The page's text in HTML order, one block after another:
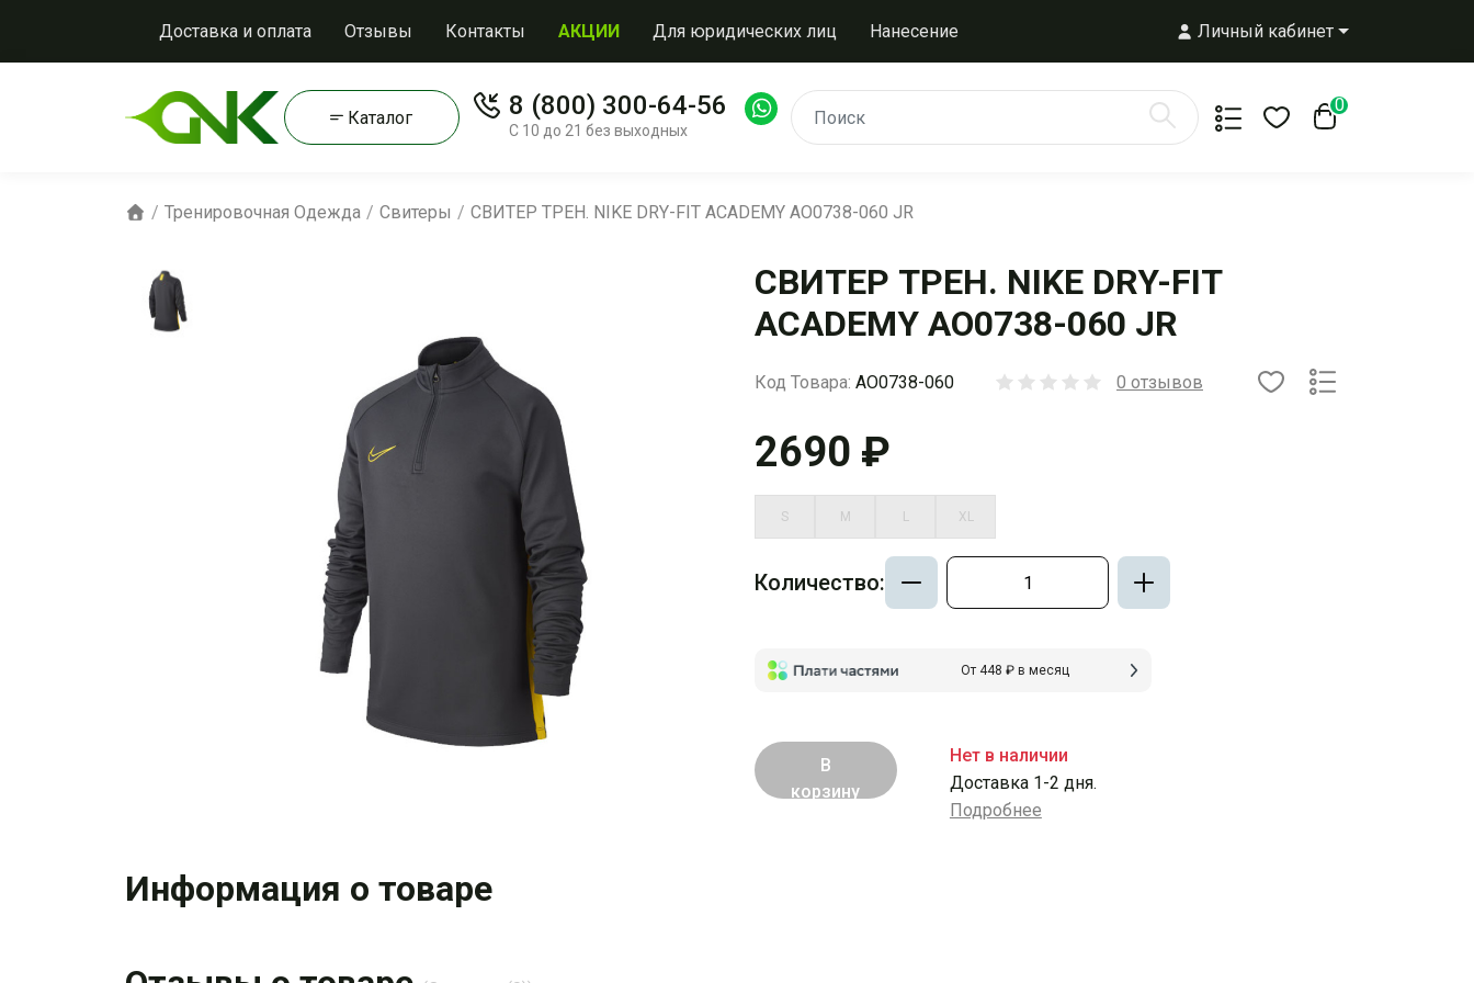
Доставка и оплата Отзывы Контакты АКЦИИ Для юридических лиц Нанесение Личный кабинет
Каталог 8 (800) 300-64-56
С 10 до 21 без выходных
0
Тренировочная Одежда Свитеры СВИТЕР ТРЕН. NIKE DRY-FIT ACADEMY AO0738-060 JR
СВИТЕР ТРЕН. NIKE DRY-FIT
ACADEMY AO0738-060 JR
Код Товара: AO0738-060 0 отзывов
2690 ₽
S M L XL
Количество:
От 448 ₽ в месяц
В
корзину
Нет в наличии
Доставка 1-2 дня.
Подробнее
Информация о товаре